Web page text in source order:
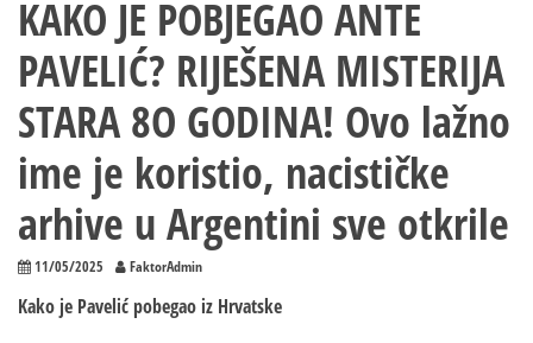
KAKO JE POBJEGAO ANTE
PAVELIĆ? RIJEŠENA MISTERIJA
STARA 8O GODINA! Ovo lažno
ime je koristio, nacističke
arhive u Argentini sve otkrile
11/05/2025 FaktorAdmin
Kako je Pavelić pobegao iz Hrvatske